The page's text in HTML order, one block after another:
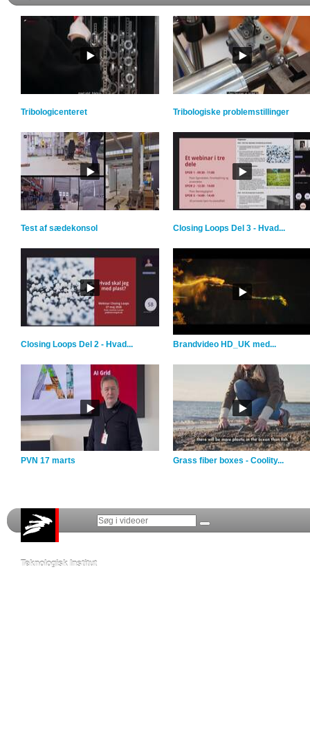
Tribologicenteret Tribologiske problemstillinger
Test af sædekonsol Closing Loops Del 3 - Hvad...
Closing Loops Del 2 - Hvad... Brandvideo HD_UK med...
PVN 17 marts Grass fiber boxes - Coolity...
Teknologisk Institut